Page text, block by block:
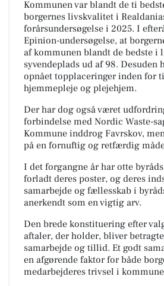
Kommunen var blandt de ti
borgernes livskvalitet i
forårsundersøgelse i 2025. I
Epinion-undersøgelse, at
af kommunen blandt de bedste i
syvendeplads ud af 98. Desuden
opnået topplaceringer inden for
hjemmepleje og plejehjem.
Der har dog også været
forbindelse med Nordic Waste-
Kommune inddrog Favrskov,
på en fornuftig og retfærdig
I det forgangne år har otte
forladt deres poster, og deres
samarbejde og fællesskab i
anerkendt som en vigtig arv.
Den brede konstituering efter
aftaler, der holder, bliver
samarbejde og tillid. Et godt
en afgørende faktor for både
medarbejderes trivsel i